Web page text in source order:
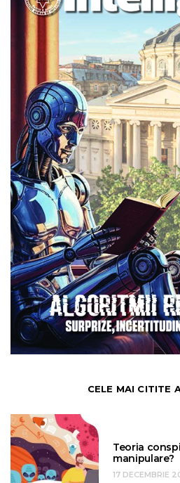
CELE MAI CITITE
Teoria
manipulare?
17 DECEMBRIE